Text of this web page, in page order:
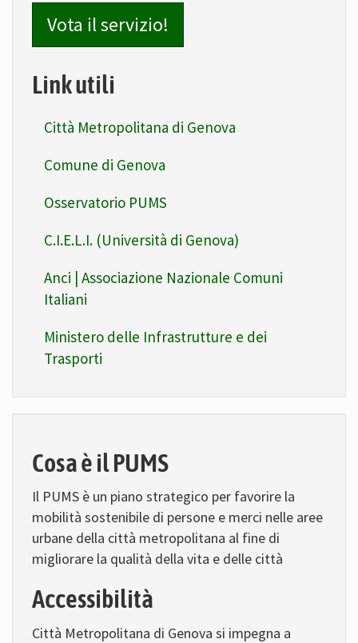
Vota il servizio!
Link utili
Città Metropolitana di Genova
Comune di Genova
Osservatorio PUMS
C.I.E.L.I. (Università di Genova)
Anci | Associazione Nazionale Comuni
Italiani
Ministero delle Infrastrutture e dei
Trasporti
Cosa è il PUMS
Il PUMS è un piano strategico per favorire la
mobilità sostenibile di persone e merci nelle aree
urbane della città metropolitana al fine di
migliorare la qualità della vita e delle città
Accessibilità
Città Metropolitana di Genova si impegna a